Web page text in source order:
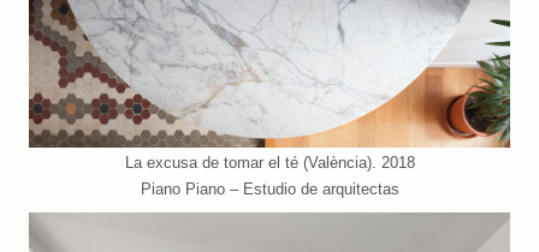
La excusa de tomar el té (València). 2018
Piano Piano – Estudio de arquitectas